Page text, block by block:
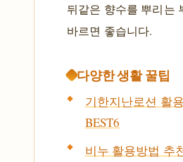
뒤같은 향수를 뿌리는
바르면 좋습니다.
다양한 생활 꿀팁
기한지난로션 활
BEST6
비누 활용방법 추